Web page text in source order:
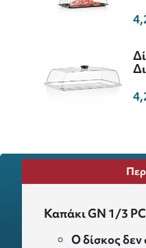
Καπάκι GN 1/3 PC
Ο δίσκος